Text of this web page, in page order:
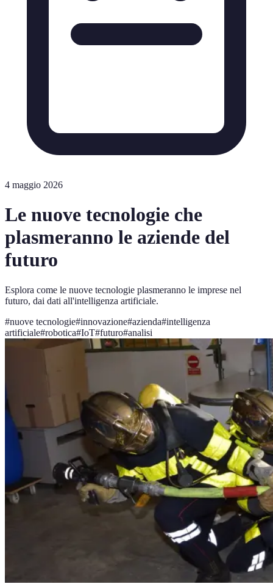
4 maggio 2026
Le nuove tecnologie che
plasmeranno le aziende del
futuro
Esplora come le nuove tecnologie plasmeranno le imprese nel
futuro, dai dati all'intelligenza artificiale.
#nuove tecnologie#innovazione#azienda#intelligenza
artificiale#robotica#IoT#futuro#analisi